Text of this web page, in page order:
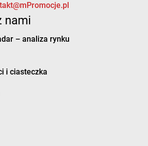
nami
– analiza rynku
i ciasteczka